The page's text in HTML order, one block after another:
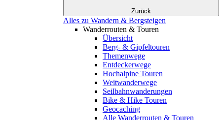
Zurück
Alles zu Wandern & Bergsteigen
Wanderrouten & Touren
Übersicht
Berg- & Gipfeltouren
Themenwege
Entdeckerwege
Hochalpine Touren
Weitwanderwege
Seilbahnwanderungen
Bike & Hike Touren
Geocaching
Alle Wanderrouten & Touren